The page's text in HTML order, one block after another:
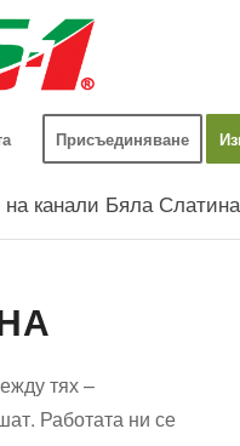
Присъединяване
канали Бяла Слатина
тях –
Работата ни се